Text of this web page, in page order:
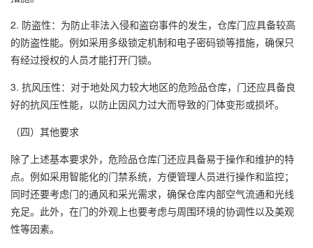
2. 防盗性：为防止非法入侵和盗窃事件的发生，仓库门应具备较高
的防盗性能。例如采用多级锁定机制和电子密码锁等措施，确保只
有经过授权的人员才能打开门锁。
3. 抗风压性：对于地处风力较大地区的危险品仓库，门还应具备良
好的抗风压性能，以防止因风力过大而导致的门体变形或损坏。
（四）其他要求
除了上述基本要求外，危险品仓库门还应具备易于操作和维护的特
点。例如采用智能化的门禁系统，方便管理人员进行操作和监控；
同时还要考虑门的通风和采光需求，确保仓库内部空气流通和光线
充足。此外，在门的外观上也要考虑与周围环境的协调性以及美观
性等因素。